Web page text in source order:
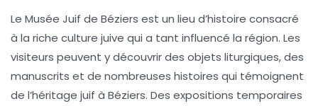
Le Musée Juif de Béziers est un lieu d’histoire consacré
à la riche culture juive qui a tant influencé la région. Les
visiteurs peuvent y découvrir des objets liturgiques, des
manuscrits et de nombreuses histoires qui témoignent
de l’héritage juif à Béziers. Des expositions temporaires